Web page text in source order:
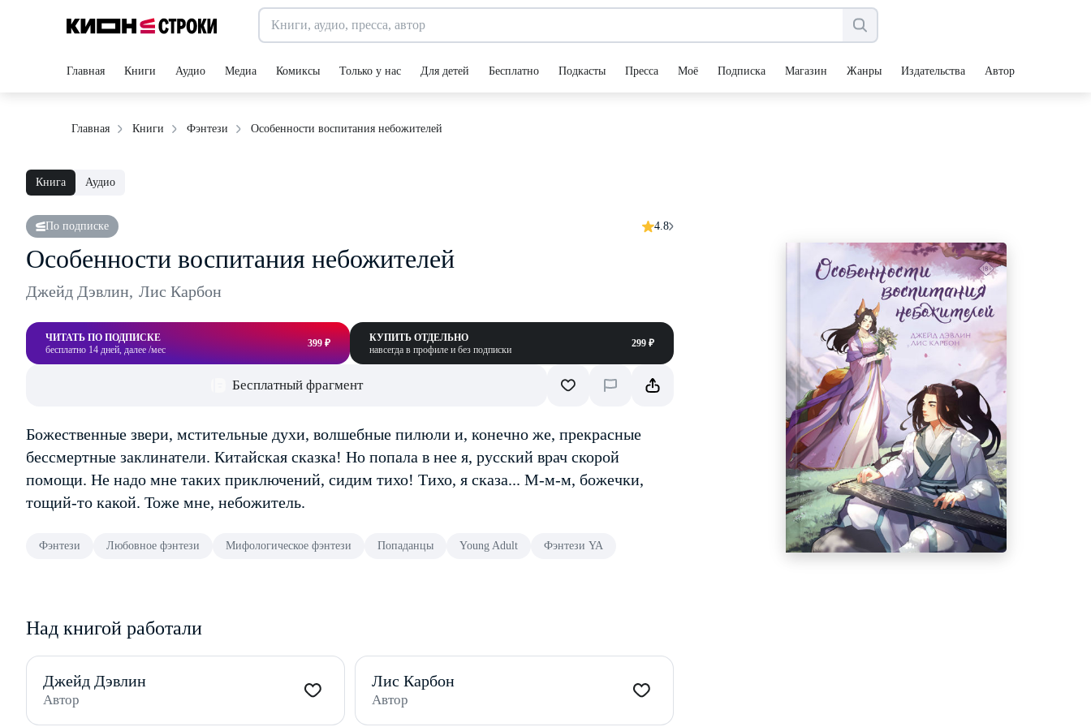
Главная Книги Аудио Медиа Комиксы Только у нас Для детей Бесплатно Подкасты Пресса Моё Подписка Магазин Жанры Издательства Авторы
Главная Книги Фэнтези Особенности воспитания небожителей
Книга Аудио
По подписке 4.8
Особенности воспитания небожителей
Джейд Дэвлин, Лис Карбон
ЧИТАТЬ ПО ПОДПИСКЕ
бесплатно 14 дней, далее /мес
399 ₽
КУПИТЬ ОТДЕЛЬНО
навсегда в профиле и без подписки
299 ₽
Бесплатный фрагмент
Божественные звери, мстительные духи, волшебные пилюли и, конечно же, прекрасные
бессмертные заклинатели. Китайская сказка! Но попала в нее я, русский врач скорой
помощи. Не надо мне таких приключений, сидим тихо! Тихо, я сказа... М-м-м, божечки,
тощий-то какой. Тоже мне, небожитель.
Фэнтези Любовное фэнтези Мифологическое фэнтези Попаданцы Young Adult Фэнтези YA
Над книгой работали
Джейд Дэвлин
Автор
Лис Карбон
Автор